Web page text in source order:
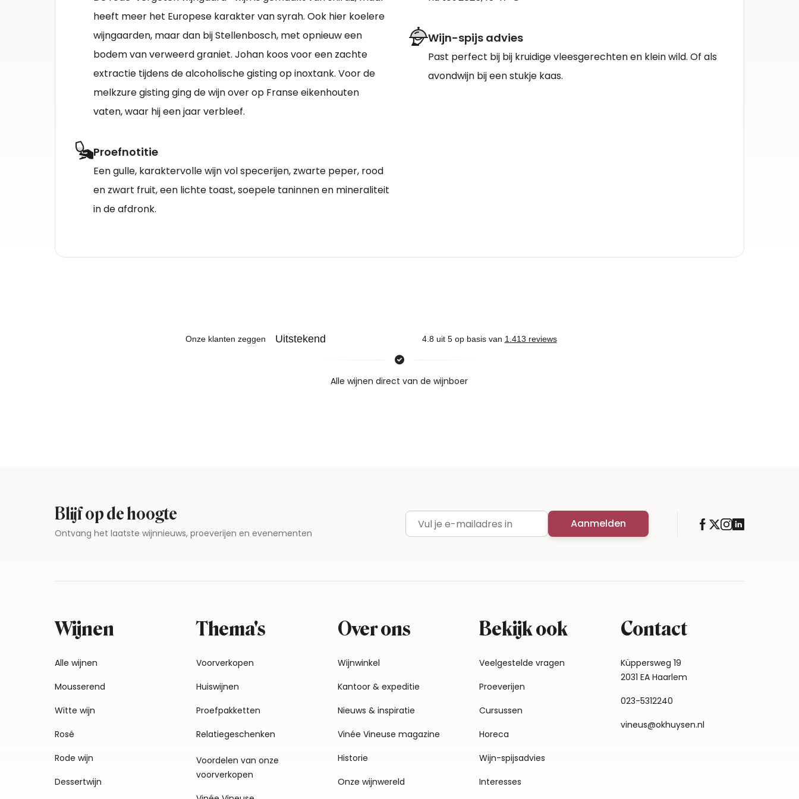
heeft meer het Europese karakter van syrah. Ook hier koelere
wijngaarden, maar dan bij Stellenbosch, met opnieuw een
bodem van verweerd graniet. Johan koos voor een zachte
extractie tijdens de alcoholische gisting op inoxtank. Voor de
melkzure gisting ging de wijn over op Franse eikenhouten
vaten, waar hij een jaar verbleef.
Proefnotitie
Een gulle, karaktervolle wijn vol specerijen, zwarte peper, rood
en zwart fruit, een lichte toast, soepele taninnen en mineraliteit
in de afdronk.
Wijn-spijs advies
Past perfect bij bij kruidige vleesgerechten en klein wild. Of als
avondwijn bij een stukje kaas.
Nieuws & inspiratie in Vineé Vineuse
Alle wijnen direct van de wijnboer
Blijf op de hoogte
Ontvang het laatste wijnnieuws, proeverijen en evenementen E-mailadres Aanmelden
Wijnen
Alle wijnen
Mousserend
Witte wijn
Rosé
Rode wijn
Dessertwijn
Thema's
Voorverkopen
Huiswijnen
Proefpakketten
Relatiegeschenken
Voordelen van onze
voorverkopen
Over ons
Wijnwinkel
Kantoor & expeditie
Nieuws & inspiratie
Vinée Vineuse magazine
Historie
Onze wijnwereld
Bekijk ook
Veelgestelde vragen
Proeverijen
Cursussen
Horeca
Wijn-spijsadvies
Interesses
Contact
Küppersweg 19
2031 EA Haarlem
023-5312240
vineus@okhuysen.nl